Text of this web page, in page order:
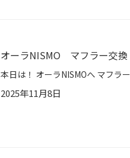
オーラNISMO マフラー交換
2025年11月8日